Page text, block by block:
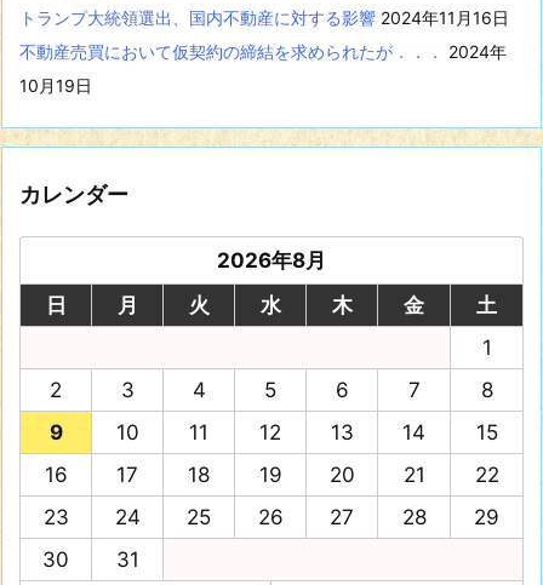
トランプ大統領選出、国内不動産に対する影響 2024年11月16日
不動産売買において仮契約の締結を求められたが．．．
2024年
10月19日
カレンダー
2026年8月
日
月 火 水 木 金
土
1
2
3 4 5 6 7
8
9
10 11 12 13 14
15
16
17 18 19 20 21
22
23
24 25 26 27 28
29
30
31